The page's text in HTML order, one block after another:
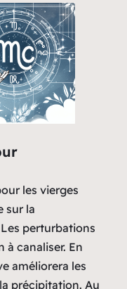
les vierges
sur la
perturbations
canaliser. En
améliorera les
précipitation. Au